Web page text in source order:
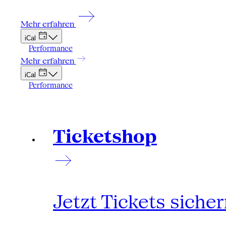
Mehr erfahren
iCal
Performance
Mehr erfahren
iCal
Performance
Ticketshop
Jetzt Tickets